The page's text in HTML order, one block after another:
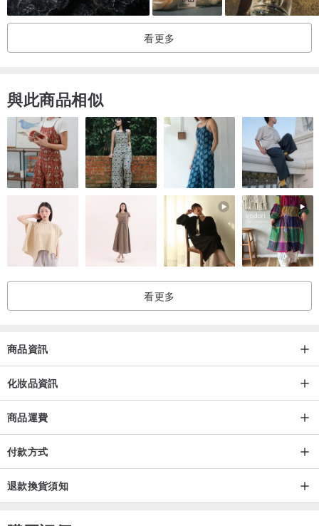
看更多
與此商品相似
看更多
商品資訊
化妝品資訊
商品運費
付款方式
退款換貨須知